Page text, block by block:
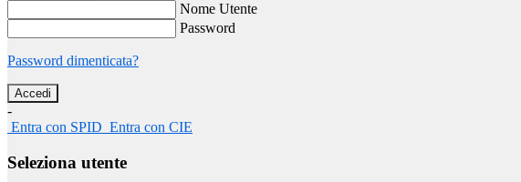
Nome Utente
Password
Password dimenticata?
-
Entra con SPID Entra con CIE
Seleziona utente